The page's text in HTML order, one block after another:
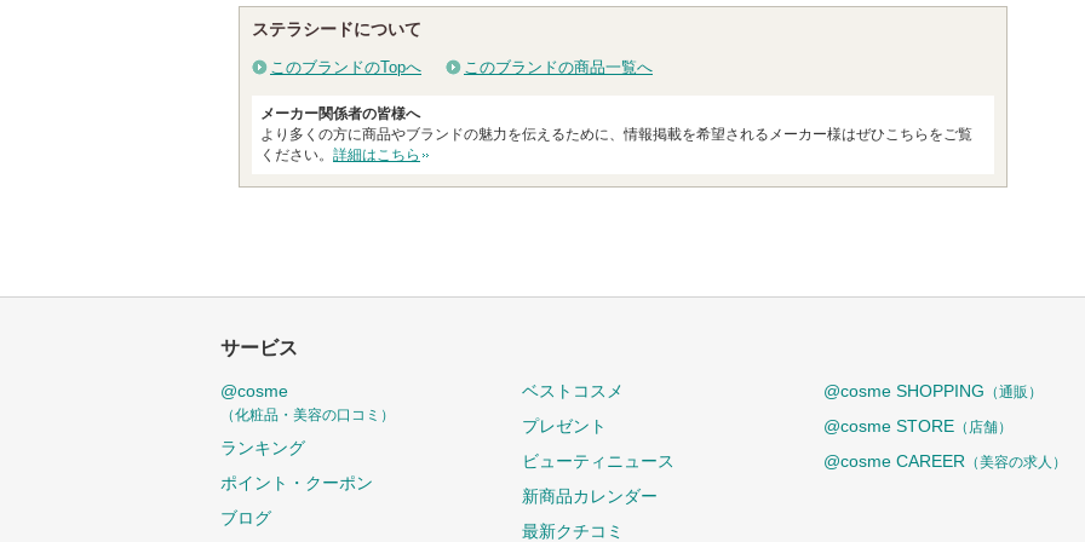
い
ま
す
ー
お
気
に
ステラシードについて
このブランドのTopへ このブランドの商品一覧へ
メーカー関係者の皆様へ
より多くの方に商品やブランドの魅力を伝えるために、情報掲載を希望されるメーカー様はぜひこちらをご覧
ください。 詳細はこちら
サービス
@cosme
（化粧品・美容の口コミ）
ランキング
ポイント・クーポン
ブログ
ベストコスメ
プレゼント
ビューティニュース
新商品カレンダー
最新クチコミ
@cosme SHOPPING （通販）
@cosme STORE （店舗）
@cosme CAREER （美容の求人）